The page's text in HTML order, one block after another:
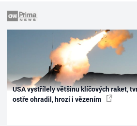
USA vystřílely většinu klíčových raket,
ostře ohradil, hrozí i vězením